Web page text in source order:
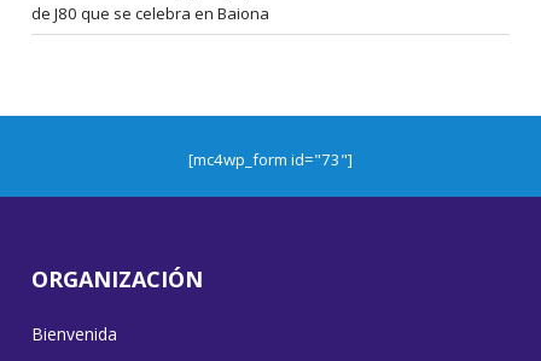
de J80 que se celebra en Baiona
[mc4wp_form id="73"]
ORGANIZACIÓN
Bienvenida